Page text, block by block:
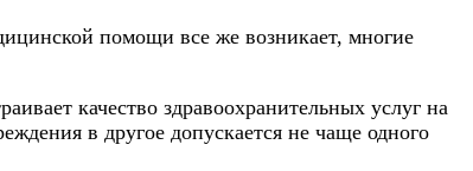
помощи все же возникает, многие
качество здравоохранительных услуг на
в другое допускается не чаще одного